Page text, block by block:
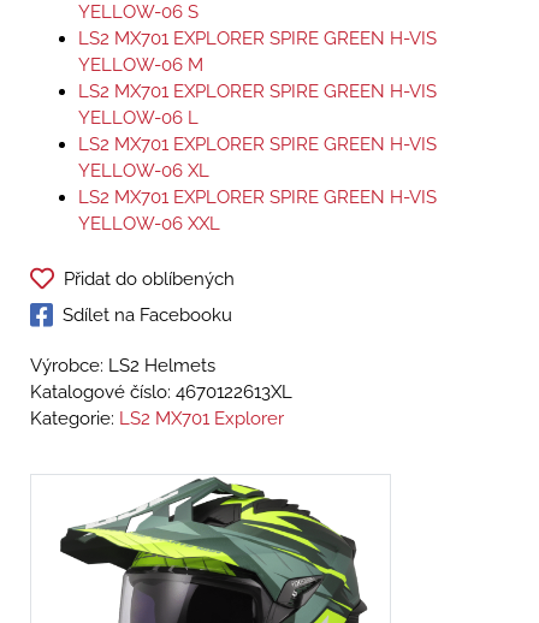
YELLOW-06 S
LS2 MX701 EXPLORER SPIRE GREEN H-VIS
YELLOW-06 M
LS2 MX701 EXPLORER SPIRE GREEN H-VIS
YELLOW-06 L
LS2 MX701 EXPLORER SPIRE GREEN H-VIS
YELLOW-06 XL
LS2 MX701 EXPLORER SPIRE GREEN H-VIS
YELLOW-06 XXL
Přidat do oblíbených
Sdílet na Facebooku
Výrobce: LS2 Helmets
Katalogové číslo: 4670122613XL
Kategorie: LS2 MX701 Explorer